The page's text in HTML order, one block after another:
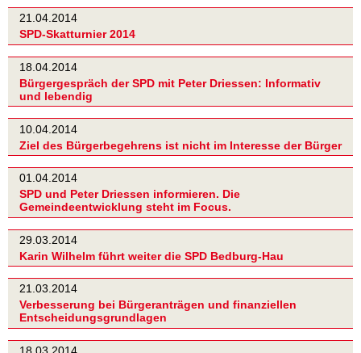
21.04.2014
SPD-Skatturnier 2014
18.04.2014
Bürgergespräch der SPD mit Peter Driessen: Informativ
und lebendig
10.04.2014
Ziel des Bürgerbegehrens ist nicht im Interesse der Bürger
01.04.2014
SPD und Peter Driessen informieren. Die
Gemeindeentwicklung steht im Focus.
29.03.2014
Karin Wilhelm führt weiter die SPD Bedburg-Hau
21.03.2014
Verbesserung bei Bürgeranträgen und finanziellen
Entscheidungsgrundlagen